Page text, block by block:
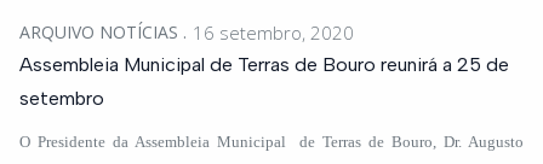
ARQUIVO NOTÍCIAS 16 setembro, 2020
Assembleia Municipal de Terras de Bouro reunirá a 25 de
setembro
O Presidente da Assembleia Municipal de Terras de Bouro, Dr. Augusto